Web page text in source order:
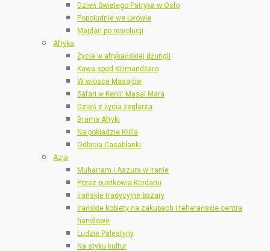
Dzień Świętego Patryka w Oslo
Popołudnie we Lwowie
Majdan po rewolucji
Afryka
Życie w afrykańskiej dżungli
Kawa spod Kilimandżaro
W wiosce Masajów
Safari w Kenii: Masai Mara
Dzień z życia żeglarza
Brama Afryki
Na pokładzie Krilla
Odbicia Casablanki
Azja
Muharram i Aszura w Iranie
Przez pustkowia Kordanu
Irańskie tradycyjne bazary
Irańskie kobiety na zakupach i teherańskie centra
handlowe
Ludzie Palestyny
Na styku kultur